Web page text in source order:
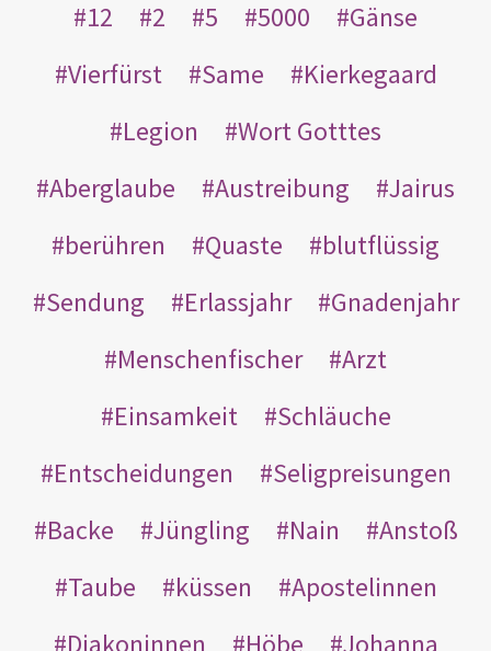
12
2 5 5000
Gänse
Vierfürst
Same
Kierkegaard
Legion
Wort Gotttes
Aberglaube
Austreibung
Jairus
berühren
Quaste
blutflüssig
Sendung
Erlassjahr
Gnadenjahr
Menschenfischer
Arzt
Einsamkeit
Schläuche
Entscheidungen
Seligpreisungen
Backe
Jüngling Nain
Anstoß
Taube
küssen
Apostelinnen
Diakoninnen
Höbe Johanna